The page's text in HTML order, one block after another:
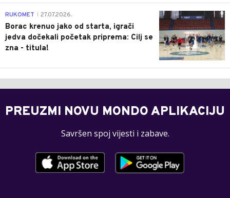
0
RUKOMET 27.07.2026.
Borac krenuo jako od starta, igrači
jedva dočekali početak priprema: Cilj se
zna - titula!
PREUZMI NOVU MONDO APLIKACIJU
Savršen spoj vijesti i zabave.